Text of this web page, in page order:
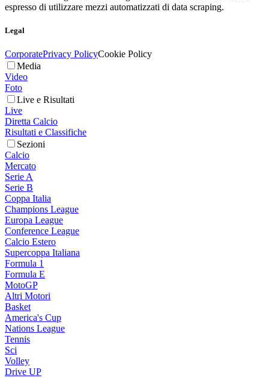
espresso di utilizzare mezzi automatizzati di data scraping.
Legal
CorporatePrivacy PolicyCookie Policy
Media
Video
Foto
Live e Risultati
Live
Diretta Calcio
Risultati e Classifiche
Sezioni
Calcio
Mercato
Serie A
Serie B
Coppa Italia
Champions League
Europa League
Conference League
Calcio Estero
Supercoppa Italiana
Formula 1
Formula E
MotoGP
Altri Motori
Basket
America's Cup
Nations League
Tennis
Sci
Volley
Drive UP